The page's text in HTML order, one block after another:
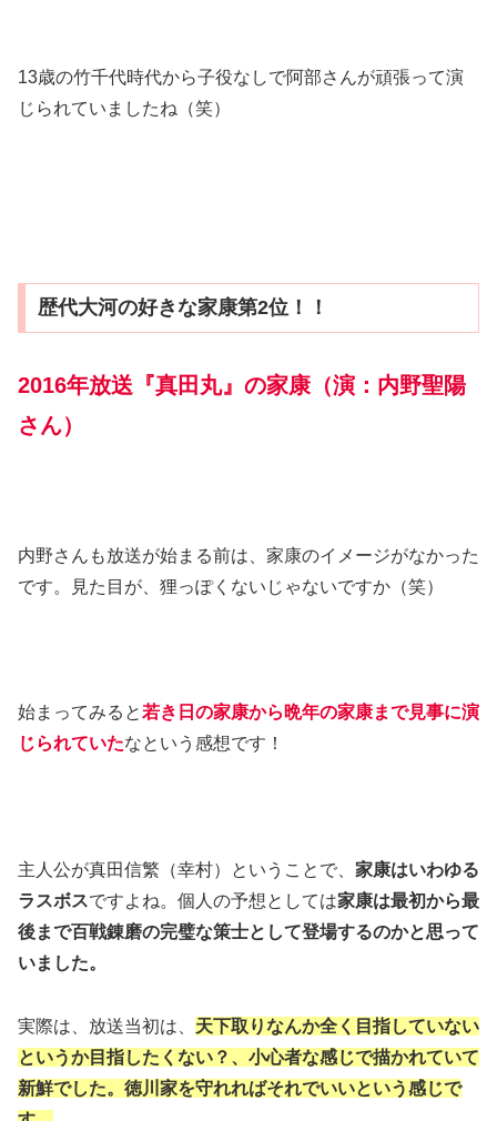
13歳の竹千代時代から子役なしで阿部さんが頑張って演
じられていましたね（笑）
歴代大河の好きな家康第2位！！
2016年放送『真田丸』の家康（演：内野聖陽
さん）
内野さんも放送が始まる前は、家康のイメージがなかった
です。見た目が、狸っぽくないじゃないですか（笑）
始まってみると若き日の家康から晩年の家康まで見事に演
じられていたなという感想です！
主人公が真田信繁（幸村）ということで、 家康はいわゆる
ラスボスですよね。個人の予想としては家康は最初から最
後まで百戦錬磨の完璧な策士として登場するのかと思って
いました。
実際は、放送当初は、 天下取りなんか全く目指していない
というか目指したくない？、小心者な感じで描かれていて
新鮮でした。徳川家を守れればそれでいいという感じで